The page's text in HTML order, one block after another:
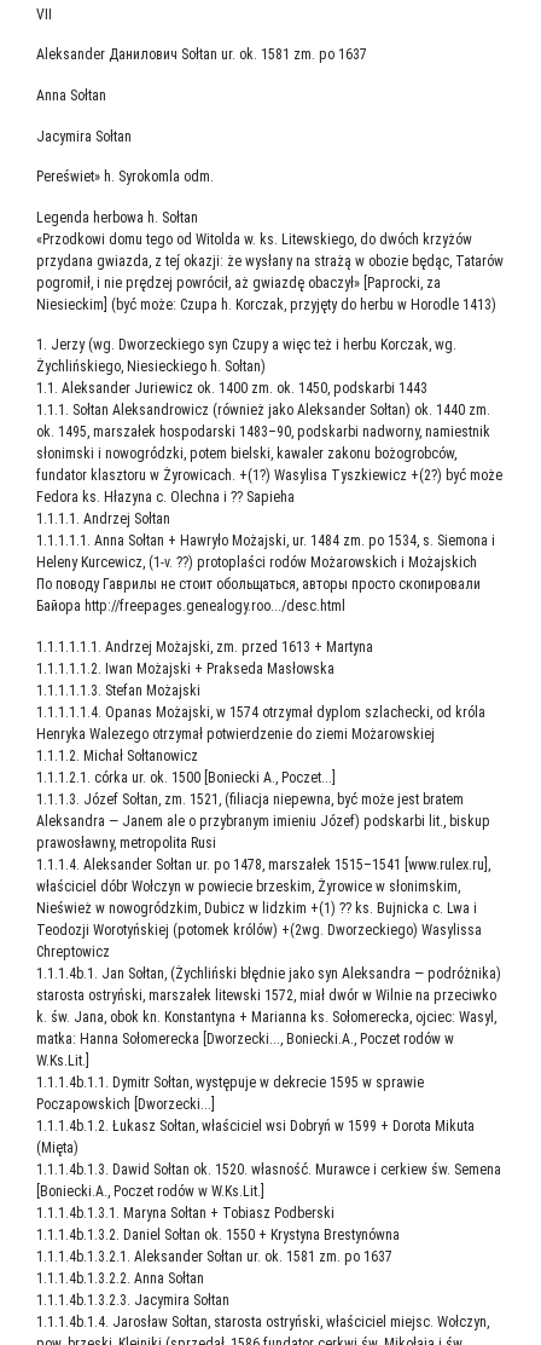
VII
Aleksander Дани­ло­вич Sołtan ur. ok. 1581 zm. po 1637
Anna Sołtan
Jacymira Sołtan
Pereświet» h. Syrokomla odm.
Legenda herbowa h. Sołtan
«Przodkowi domu tego od Witolda w. ks. Litewskiego, do dwóch krzyżów
przydana gwiazda, z tej́ okazji: że wysłany na strażą w obozie będąc, Tatarów
pogromił, i nie prędzej powrócił, aż gwiazdę obaczył» [Paprocki, za
Niesieckim] (być może: Czupa h. Korczak, przyjęty do herbu w Horodle 1413)
1. Jerzy (wg. Dworzeckiego syn Czupy a więc też i herbu Korczak, wg.
Żychlińskiego, Niesieckiego h. Sołtan)
1.1. Aleksander Juriewicz ok. 1400 zm. ok. 1450, podskarbi 1443
1.1.1. Sołtan Aleksandrowicz (również jako Aleksander Sołtan) ok. 1440 zm.
ok. 1495, marszałek hospodarski 1483–90, podskarbi nadworny, namiestnik
słonimski i nowogródzki, potem bielski, kawaler zakonu bożogrobców,
fundator klasztoru w Żyrowicach. +(1?) Wasylisa Tyszkiewicz +(2?) być może
Fedora ks. Hłazyna c. Olechna i ?? Sapieha
1.1.1.1. Andrzej Sołtan
1.1.1.1.1. Anna Sołtan + Hawryło Możajski, ur. 1484 zm. po 1534, s. Siemona i
Heleny Kurcewicz, (1‑v. ??) protoplaści rodów Możarowskich i Możajskich
По пово­ду Гав­ри­лы не сто­ит обо­льщать­ся, авто­ры про­сто ско­пи­ро­ва­ли
Бай­о­ра http://freepages.genealogy.roo.../desc.html
1.1.1.1.1.1. Andrzej Możajski, zm. przed 1613 + Martyna
1.1.1.1.1.2. Iwan Możajski + Prakseda Masłowska
1.1.1.1.1.3. Stefan Możajski
1.1.1.1.1.4. Opanas Możajski, w 1574 otrzymał dyplom szlachecki, od króla
Henryka Walezego otrzymał potwierdzenie do ziemi Możarowskiej
1.1.1.2. Michał Sołtanowicz
1.1.1.2.1. córka ur. ok. 1500 [Boniecki A., Poczet...]
1.1.1.3. Józef Sołtan, zm. 1521, (filiacja niepewna, być może jest bratem
Aleksandra — Janem ale o przybranym imieniu Józef) podskarbi lit., biskup
prawosławny, metropolita Rusi
1.1.1.4. Aleksander Sołtan ur. po 1478, marszałek 1515–1541 [www​.rulex​.ru],
właściciel dóbr Wołczyn w powiecie brzeskim, Żyrowice w słonimskim,
Nieśwież w nowogródzkim, Dubicz w lidzkim +(1) ?? ks. Bujnicka c. Lwa i
Teodozji Worotyńskiej (potomek królów) +(2wg. Dworzeckiego) Wasylissa
Chreptowicz
1.1.1.4b.1. Jan Sołtan, (Żychliński błędnie jako syn Aleksandra — podróżnika)
starosta ostryński, marszałek litewski 1572, miał dwór w Wilnie na przeciwko
k. św. Jana, obok kn. Konstantyna + Marianna ks. Sołomerecka, ojciec: Wasyl,
matka: Hanna Sołomerecka [Dworzecki..., Boniecki.A., Poczet rodów w
W.Ks.Lit.]
1.1.1.4b.1.1. Dymitr Sołtan, występuje w dekrecie 1595 w sprawie
Poczapowskich [Dworzecki...]
1.1.1.4b.1.2. Łukasz Sołtan, właściciel wsi Dobryń w 1599 + Dorota Mikuta
(Mięta)
1.1.1.4b.1.3. Dawid Sołtan ok. 1520. własność. Murawce i cerkiew św. Semena
[Boniecki.A., Poczet rodów w W.Ks.Lit.]
1.1.1.4b.1.3.1. Maryna Sołtan + Tobiasz Podberski
1.1.1.4b.1.3.2. Daniel Sołtan ok. 1550 + Krystyna Brestynówna
1.1.1.4b.1.3.2.1. Aleksander Sołtan ur. ok. 1581 zm. po 1637
1.1.1.4b.1.3.2.2. Anna Sołtan
1.1.1.4b.1.3.2.3. Jacymira Sołtan
1.1.1.4b.1.4. Jarosław Sołtan, starosta ostryński, właściciel miejsc. Wołczyn,